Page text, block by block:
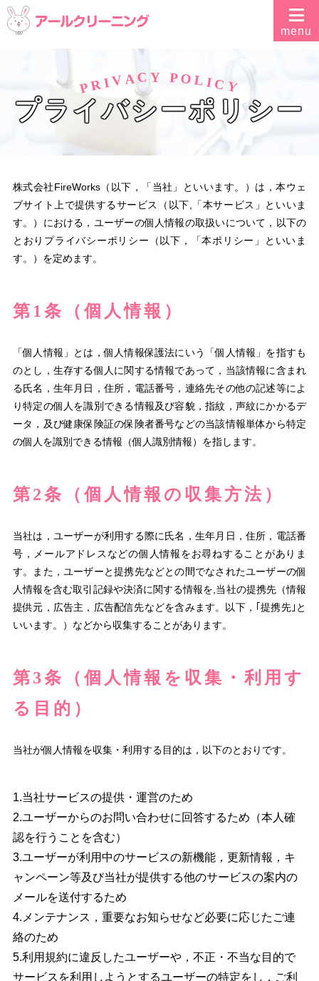
PRIV ACY POLIC Y
プライバシーポリシー
株式会社FireWorks（以下，「当社」といいます。）は，本ウェ
ブサイト上で提供するサービス（以下,「本サービス」といいま
す。）における，ユーザーの個人情報の取扱いについて，以下の
とおりプライバシーポリシー（以下，「本ポリシー」といいま
す。）を定めます。
第1条（個人情報）
「個人情報」とは，個人情報保護法にいう「個人情報」を指すも
のとし，生存する個人に関する情報であって，当該情報に含まれ
る氏名，生年月日，住所，電話番号，連絡先その他の記述等によ
り特定の個人を識別できる情報及び容貌，指紋，声紋にかかるデ
ータ，及び健康保険証の保険者番号などの当該情報単体から特定
の個人を識別できる情報（個人識別情報）を指します。
第2条（個人情報の収集方法）
当社は，ユーザーが利用する際に氏名，生年月日，住所，電話番
号，メールアドレスなどの個人情報をお尋ねすることがありま
す。また，ユーザーと提携先などとの間でなされたユーザーの個
人情報を含む取引記録や決済に関する情報を,当社の提携先（情報
提供元，広告主，広告配信先などを含みます。以下，｢提携先｣と
いいます。）などから収集することがあります。
第3条（個人情報を収集・利用す
る目的）
当社が個人情報を収集・利用する目的は，以下のとおりです。
1.当社サービスの提供・運営のため
2.ユーザーからのお問い合わせに回答するため（本人確
認を行うことを含む）
3.ユーザーが利用中のサービスの新機能，更新情報，キ
ャンペーン等及び当社が提供する他のサービスの案内の
メールを送付するため
4.メンテナンス，重要なお知らせなど必要に応じたご連
絡のため
5.利用規約に違反したユーザーや，不正・不当な目的で
サービスを利用しようとするユーザーの特定をし，ご利